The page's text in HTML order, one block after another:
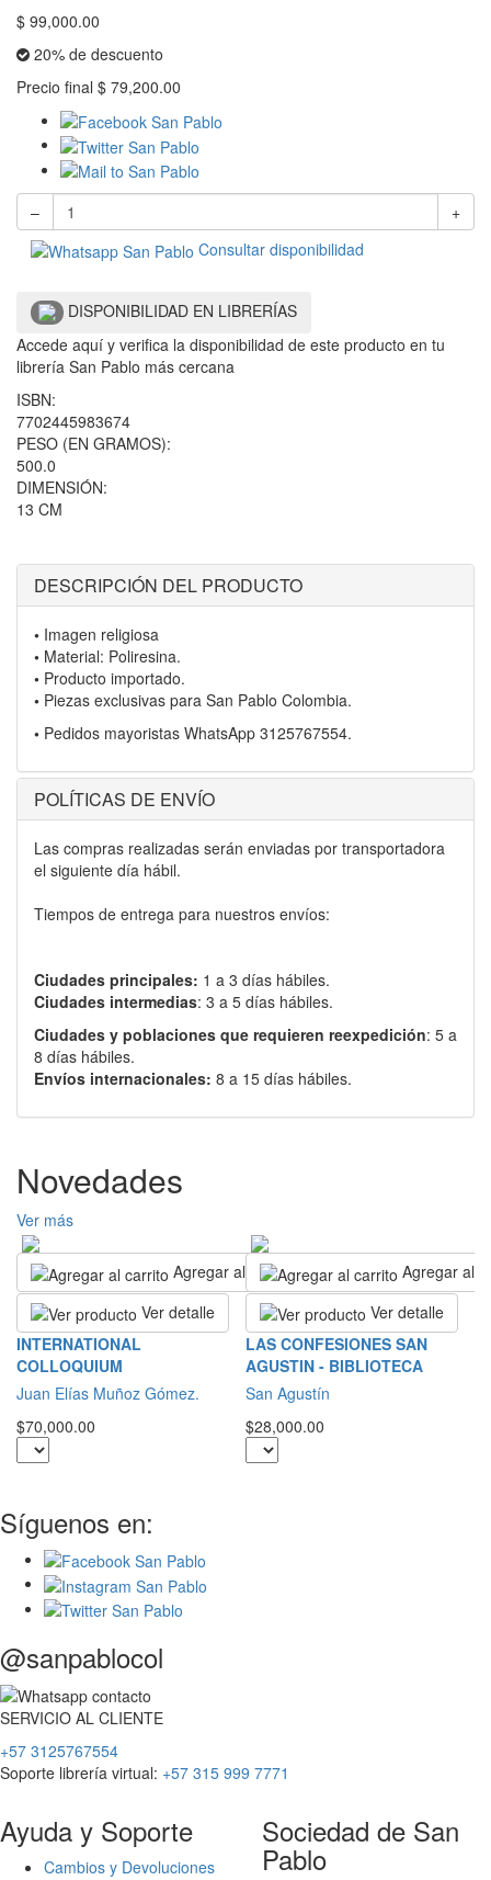
$ 99,000.00
20% de descuento
Precio final $ 79,200.00
–
+
Consultar disponibilidad
DISPONIBILIDAD EN LIBRERÍAS
Accede aquí y verifica la disponibilidad de este producto en tu
librería San Pablo más cercana
ISBN:
7702445983674
PESO (EN GRAMOS):
500.0
DIMENSIÓN:
13 CM
DESCRIPCIÓN DEL PRODUCTO
• Imagen religiosa
• Material: Poliresina.
• Producto importado.
• Piezas exclusivas para San Pablo Colombia.
• Pedidos mayoristas WhatsApp 3125767554.
POLÍTICAS DE ENVÍO
Las compras realizadas serán enviadas por transportadora
el siguiente día hábil.
Tiempos de entrega para nuestros envíos:
Ciudades principales: 1 a 3 días hábiles.
Ciudades intermedias: 3 a 5 días hábiles.
Ciudades y poblaciones que requieren reexpedición: 5 a
8 días hábiles.
Envíos internacionales: 8 a 15 días hábiles.
Novedades
Ver más
Agregar al carrito
Ver detalle
INTERNATIONAL
COLLOQUIUM
Juan Elías Muñoz Gómez.
$70,000.00
Agregar al
Ver detalle
LAS CONFESIONES SAN
AGUSTIN - BIBLIOTECA
San Agustín
$28,000.00
Síguenos en:
@sanpablocol
SERVICIO AL CLIENTE
+57 3125767554
Soporte librería virtual: +57 315 999 7771
Ayuda y Soporte
Cambios y Devoluciones
Sociedad de San
Pablo